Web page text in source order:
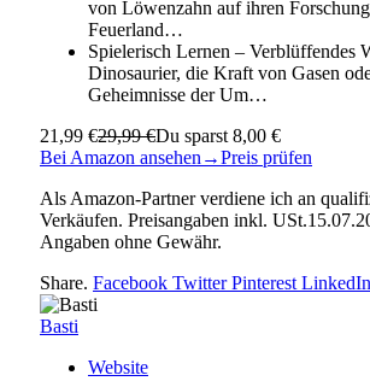
von Löwenzahn auf ihren
Feuerland…
Spielerisch Lernen – Verblüffendes
Dinosaurier, die Kraft von Gasen
Geheimnisse der Um…
21,99 €29,99 €Du sparst 8,00 €
Bei Amazon ansehen →Preis prüfen
Als Amazon-Partner verdiene ich an
Verkäufen. Preisangaben inkl.
Angaben ohne Gewähr.
Share. Facebook Twitter Pinterest LinkedIn
Basti
Website